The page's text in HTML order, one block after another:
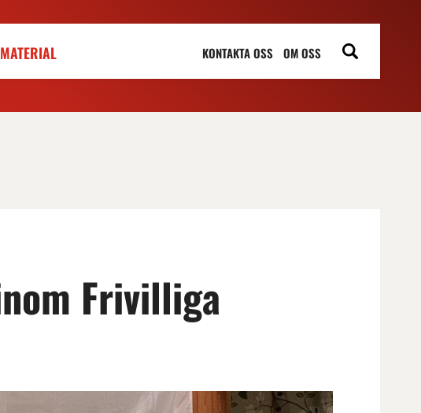
MATERIAL KONTAKTA OSS OM OSS
Frivilliga